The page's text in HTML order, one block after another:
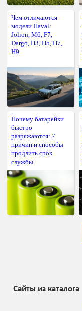
Чем отличаются
модели Haval:
Jolion, M6, F7,
Dargo, H3, H5, H7,
H9
Почему батарейки
быстро
разряжаются: 7
причин и способы
продлить срок
службы
Сайты из каталога